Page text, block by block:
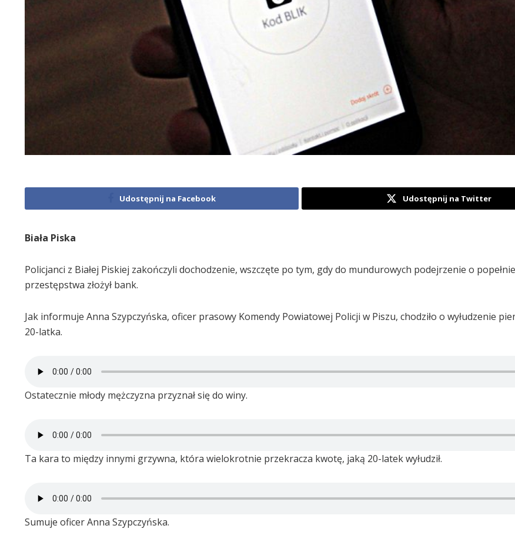
Udostępnij na Facebook Udostępnij na Twitter
Biała Piska
Policjanci z Białej Piskiej zakończyli dochodzenie, wszczęte po tym, gdy do mundurowych podejrzenie o
przestępstwa złożył bank.
Jak informuje Anna Szypczyńska, oficer prasowy Komendy Powiatowej Policji w Piszu, chodziło o wyłudzenie
20-latka.
Ostatecznie młody mężczyzna przyznał się do winy.
Ta kara to między innymi grzywna, która wielokrotnie przekracza kwotę, jaką 20-latek wyłudził.
Sumuje oficer Anna Szypczyńska.